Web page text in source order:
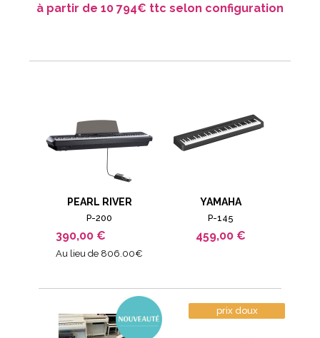
à partir de 10 794€ ttc selon configuration
PEARL RIVER
P-200
390,00 €
Au lieu de 806.00€
YAMAHA
P-145
459,00 €
prix doux